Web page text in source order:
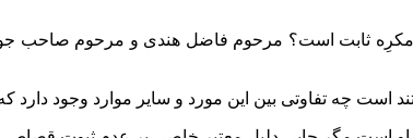
مکرِه ثابت است؟ مرحوم فاضل هندی و مرحوم صاحب
است چه تفاوتی بین این مورد و سایر موارد وجود